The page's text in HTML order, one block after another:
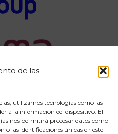
de las
utilizamos tecnologías como las
a la información del dispositivo. El
nos permitirá procesar datos como
las identificaciones únicas en este
legal